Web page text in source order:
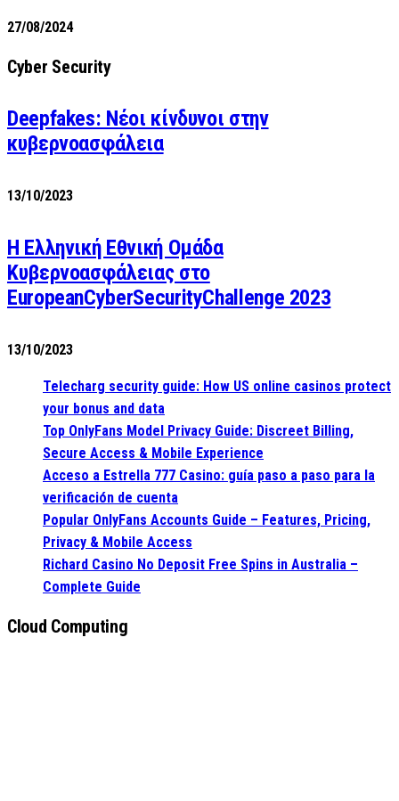
27/08/2024
Cyber Security
Deepfakes: Νέοι κίνδυνοι στην
κυβερνοασφάλεια
13/10/2023
Η Ελληνική Εθνική Ομάδα
Κυβερνοασφάλειας στο
EuropeanCyberSecurityChallenge 2023
13/10/2023
Telecharg security guide: How US online casinos protect
your bonus and data
Top OnlyFans Model Privacy Guide: Discreet Billing,
Secure Access & Mobile Experience
Acceso a Estrella 777 Casino: guía paso a paso para la
verificación de cuenta
Popular OnlyFans Accounts Guide – Features, Pricing,
Privacy & Mobile Access
Richard Casino No Deposit Free Spins in Australia –
Complete Guide
Cloud Computing